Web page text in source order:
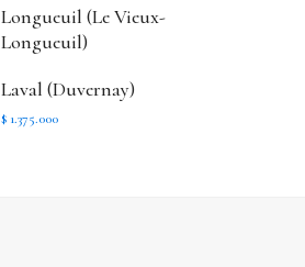
Longueuil (Le Vieux-
Longueuil)
Laval (Duvernay)
$ 1.375.000